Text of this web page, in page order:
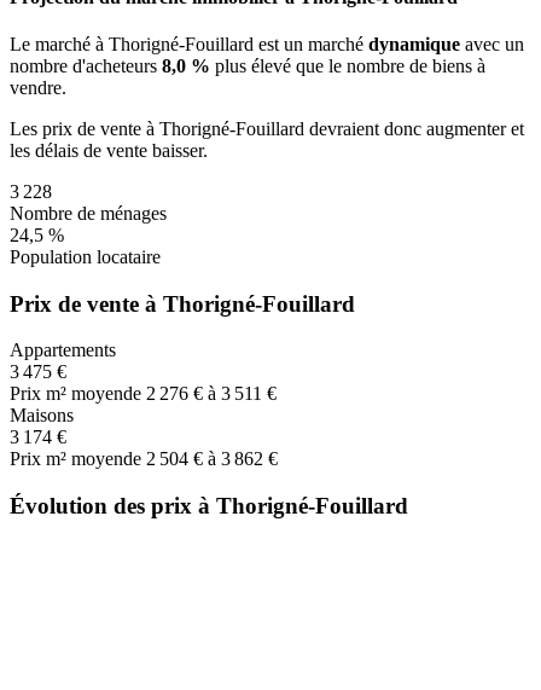
Le marché à Thorigné-Fouillard est un marché dynamique avec un
nombre d'acheteurs 8,0 % plus élevé que le nombre de biens à
vendre.
Les prix de vente à Thorigné-Fouillard devraient donc augmenteret
les délais de vente baisser.
3 228
Nombre de ménages
24,5 %
Population locataire
Prix de vente à Thorigné-Fouillard
Appartements
3 475 €
Prix m² moyende 2 276 € à 3 511 €
Maisons
3 174 €
Prix m² moyende 2 504 € à 3 862 €
Évolution des prix à Thorigné-Fouillard